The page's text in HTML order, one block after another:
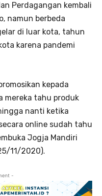
Perdagangan kembali
namun berbeda
di luar kota, tahun
karena pandemi
kepada
mereka tahu produk
nanti ketika
online sudah tahu
Jogja Mandiri
11/2020).
-